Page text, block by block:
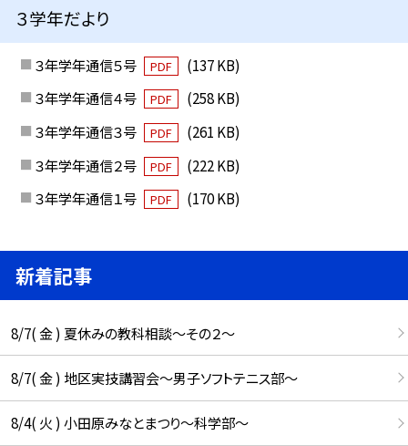
３学年だより
３年学年通信５号 PDF
(137 KB)
３年学年通信４号
PDF
(258 KB)
３年学年通信３号
PDF
(261 KB)
３年学年通信２号
PDF
(222 KB)
３年学年通信１号
PDF (170 KB)
新着記事
8/7( 金 ) 夏休みの教科相談～その２～
8/7( 金 ) 地区実技講習会～男子ソフトテニス部～
8/4( 火 ) 小田原みなとまつり～科学部～